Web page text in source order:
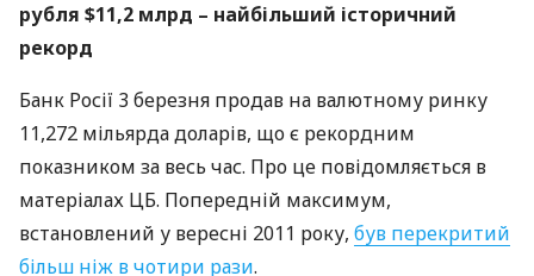
рубля $11,2 млрд – найбільший історичний
рекорд
Банк Росії 3 березня продав на валютному ринку
11,272 мільярда доларів, що є рекордним
показником за весь час. Про це повідомляється в
матеріалах ЦБ. Попередній максимум,
встановлений у вересні 2011 року, був перекритий
більш ніж в чотири рази.